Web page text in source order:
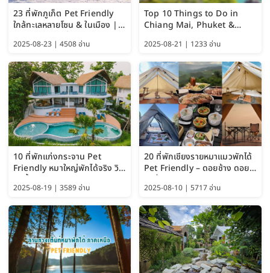
23 ที่พักภูเก็ต Pet Friendly
ใกล้ทะเลหลายโซน & ในเมือง |
2025-08-23 | 4508 อ่าน
Top 10 Things to Do in
Chiang Mai, Phuket &
Guide 2025)
2025-08-21 | 1233 อ่าน
10 ที่พักแก่งกระจาน Pet
Friendly หมาใหญ่พักได้จริง วิว
2025-08-19 | 3589 อ่าน
20 ที่พักเชียงรายหมาแมวพักได้
Pet Friendly – ดอยช้าง ดอย
2025-08-10 | 5717 อ่าน